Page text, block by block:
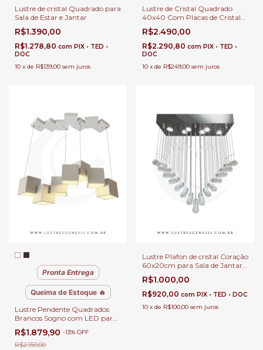
Lustre de cristal Quadrado para
Sala de Estar e Jantar
R$1.390,00
R$1.278,80 com PIX • TED •
DOC
10 x de R$139,00 sem juros
Lustre de Cristal Quadrado
40x40 Com Placas de Cristal
para Mesa de Sala e Jantar.
R$2.490,00
R$2.290,80 com PIX • TED •
DOC
10 x de R$249,00 sem juros
Pronta Entrega
Queima de Estoque 🔥
Lustre Pendente Quadrados
Brancos Sogno com LED para
Sala de Jantar, Quartos, Sala de
Estar, Escritórios e
Apartamentos
R$1.879,90 -13% OFF
R$2.150,00
Lustre Plafon de cristal Coração
60x20cm para Sala de Jantar,
Quartos e Comércios
R$1.000,00
R$920,00 com PIX • TED • DOC
10 x de R$100,00 sem juros